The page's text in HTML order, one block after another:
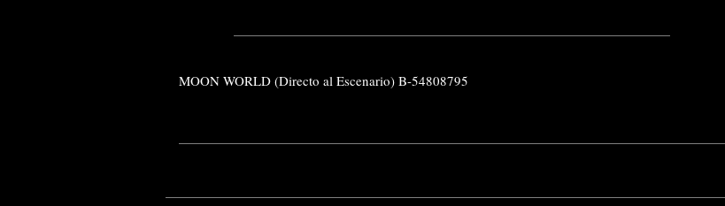
MOON WORLD (Directo al Escenario) B-54808795